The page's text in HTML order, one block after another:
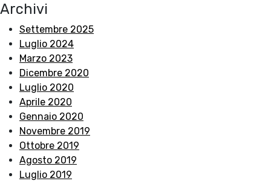
Archivi
Settembre 2025
Luglio 2024
Marzo 2023
Dicembre 2020
Luglio 2020
Aprile 2020
Gennaio 2020
Novembre 2019
Ottobre 2019
Agosto 2019
Luglio 2019